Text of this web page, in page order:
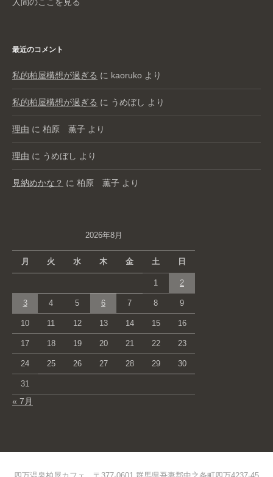
人間のここを見る
最近のコメント
私的柏屋構想が過ぎる に kaoruko より
私的柏屋構想が過ぎる に うめぼし より
理由 に 柏原 薫子 より
理由 に うめぼし より
見納めかな？ に 柏原 薫子 より
2026年8月
月 火 水 木 金 土 日
1 2
3 4 5 6 7 8 9
10 11 12 13 14 15 16
17 18 19 20 21 22 23
24 25 26 27 28 29 30
31
« 7月